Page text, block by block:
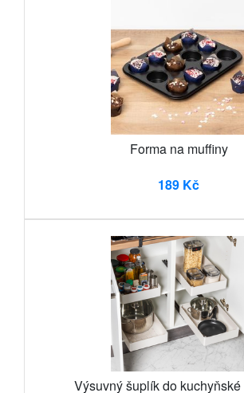
Forma na muffiny
189 Kč
Výsuvný šuplík do